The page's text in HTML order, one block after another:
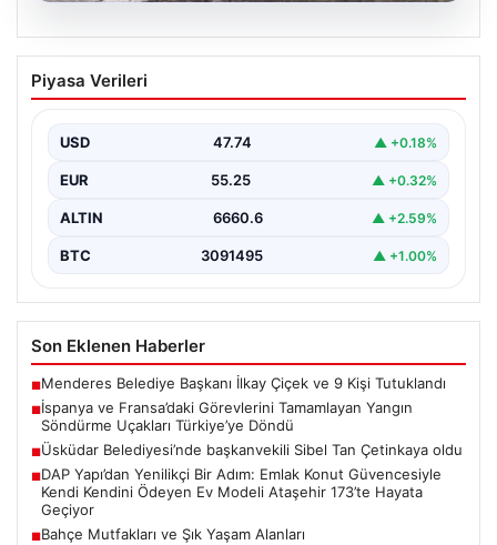
06.08.2026
İspanya ve Fransa’daki Görevlerini
Tamamlayan Yangın Söndürme Uçakları
Orman Genel Müdürlüğü tarafından yapılan açıklamada,
büyük…
Piyasa Verileri
USD 47.74 ▲ +0.18%
EUR 55.25 ▲ +0.32%
ALTIN 6660.6 ▲ +2.59%
BTC 3091495 ▲ +1.00%
Son Eklenen Haberler
■Menderes Belediye Başkanı İlkay Çiçek ve 9 Kişi Tutuklandı
■İspanya ve Fransa’daki Görevlerini Tamamlayan Yangın
Söndürme Uçakları Türkiye’ye Döndü
■Üsküdar Belediyesi’nde başkanvekili Sibel Tan Çetinkaya oldu
■DAP Yapı’dan Yenilikçi Bir Adım: Emlak Konut Güvencesiyle
Kendi Kendini Ödeyen Ev Modeli Ataşehir 173’te Hayata
Geçiyor
■Bahçe Mutfakları ve Şık Yaşam Alanları